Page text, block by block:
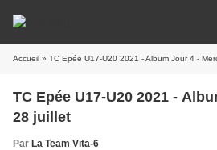
Accueil » TC Epée U17-U20 2021 - Album Jour 4 -
TC Epée U17-U20 2021 -
28 juillet
Par La Team Vita-6